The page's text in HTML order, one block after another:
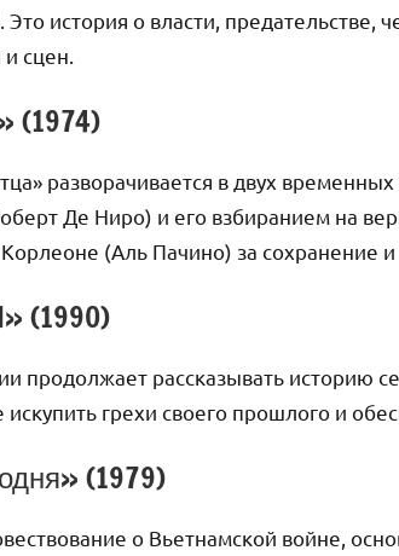
история о власти, предательстве,
сцен.
(1974)
разворачивается в двух временных
Де Ниро) и его взбиранием на
(Аль Пачино) за сохранение
(1990)
продолжает рассказывать историю
грехи своего прошлого и
(1979)
о Вьетнамской войне,